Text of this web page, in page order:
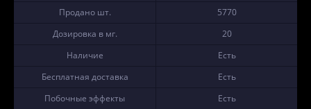
Продано шт.
5770
Дозировка в мг.
20
Наличие
Есть
Бесплатная доставка
Есть
Побочные эффекты
Есть